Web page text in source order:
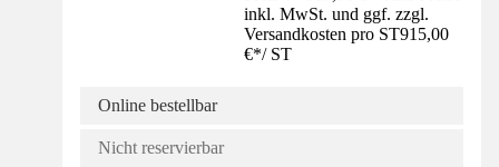
inkl. MwSt. und ggf. zzgl.
Versandkosten pro ST915,00
€*/ ST
Online bestellbar
Nicht reservierbar